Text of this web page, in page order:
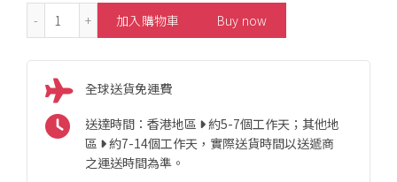
2.80ct Luxury Heart-Shaped Spessartine Ring 數量
加入購物車 Buy now
全球送貨免運費
送達時間：香港地區
約5-7個工作天；其他地
區
約7-14個工作天，實際送貨時間以送遞商
之運送時間為準。